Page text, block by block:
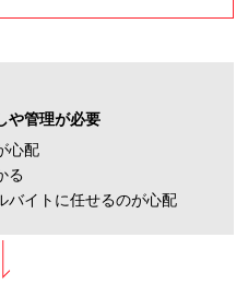
や管理が必要
心配
る
バイトに任せるのが心配